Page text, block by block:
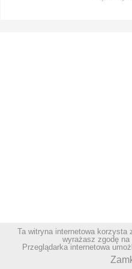
Ta witryna internetowa
wyrażasz zgodę
Przeglądarka internetowa